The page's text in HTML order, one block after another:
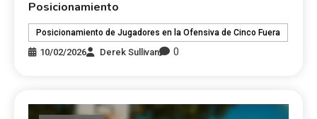
Posicionamiento
Posicionamiento de Jugadores en la Ofensiva de Cinco Fuera
10/02/2026 Derek Sullivan 0